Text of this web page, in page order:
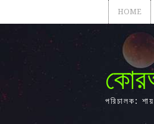
HOME
পরিচালক: